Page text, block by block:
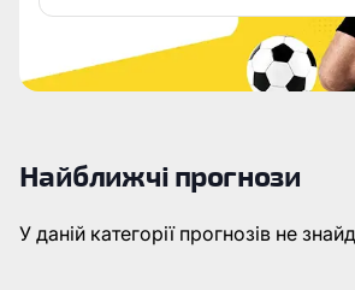
Найближчі прогнози
У даній категорії прогнозів не